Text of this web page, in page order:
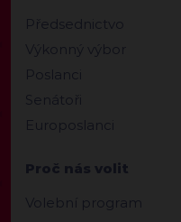
Předsednictvo
Výkonný výbor
Poslanci
Senátoři
Europoslanci
Proč nás volit
Volební program